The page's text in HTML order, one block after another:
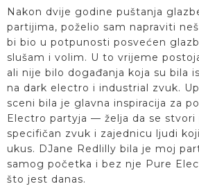
Nakon dvije godine puštanja
partijima, poželio sam napraviti
bi bio u potpunosti posvećen
slušam i volim. U to vrijeme
ali nije bilo događanja koja su bila
na dark electro i industrial zvuk.
sceni bila je glavna inspiracija za
Electro partyja — želja da se stvori
specifičan zvuk i zajednicu ljudi
ukus. DJane Redlilly bila je moj
samog početka i bez nje Pure
što jest danas.